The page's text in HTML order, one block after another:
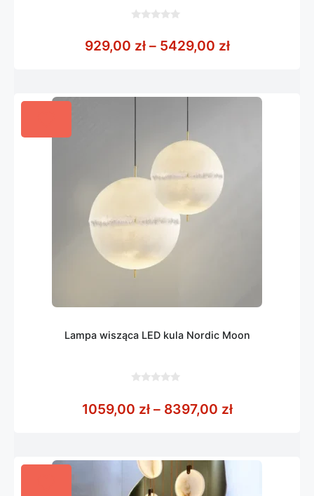
5
929,00 zł – 5429,00 złZakres cen:
Lampa wisząca LED kula Nordic Moon
5
1059,00 zł – 8397,00 złZakres cen: